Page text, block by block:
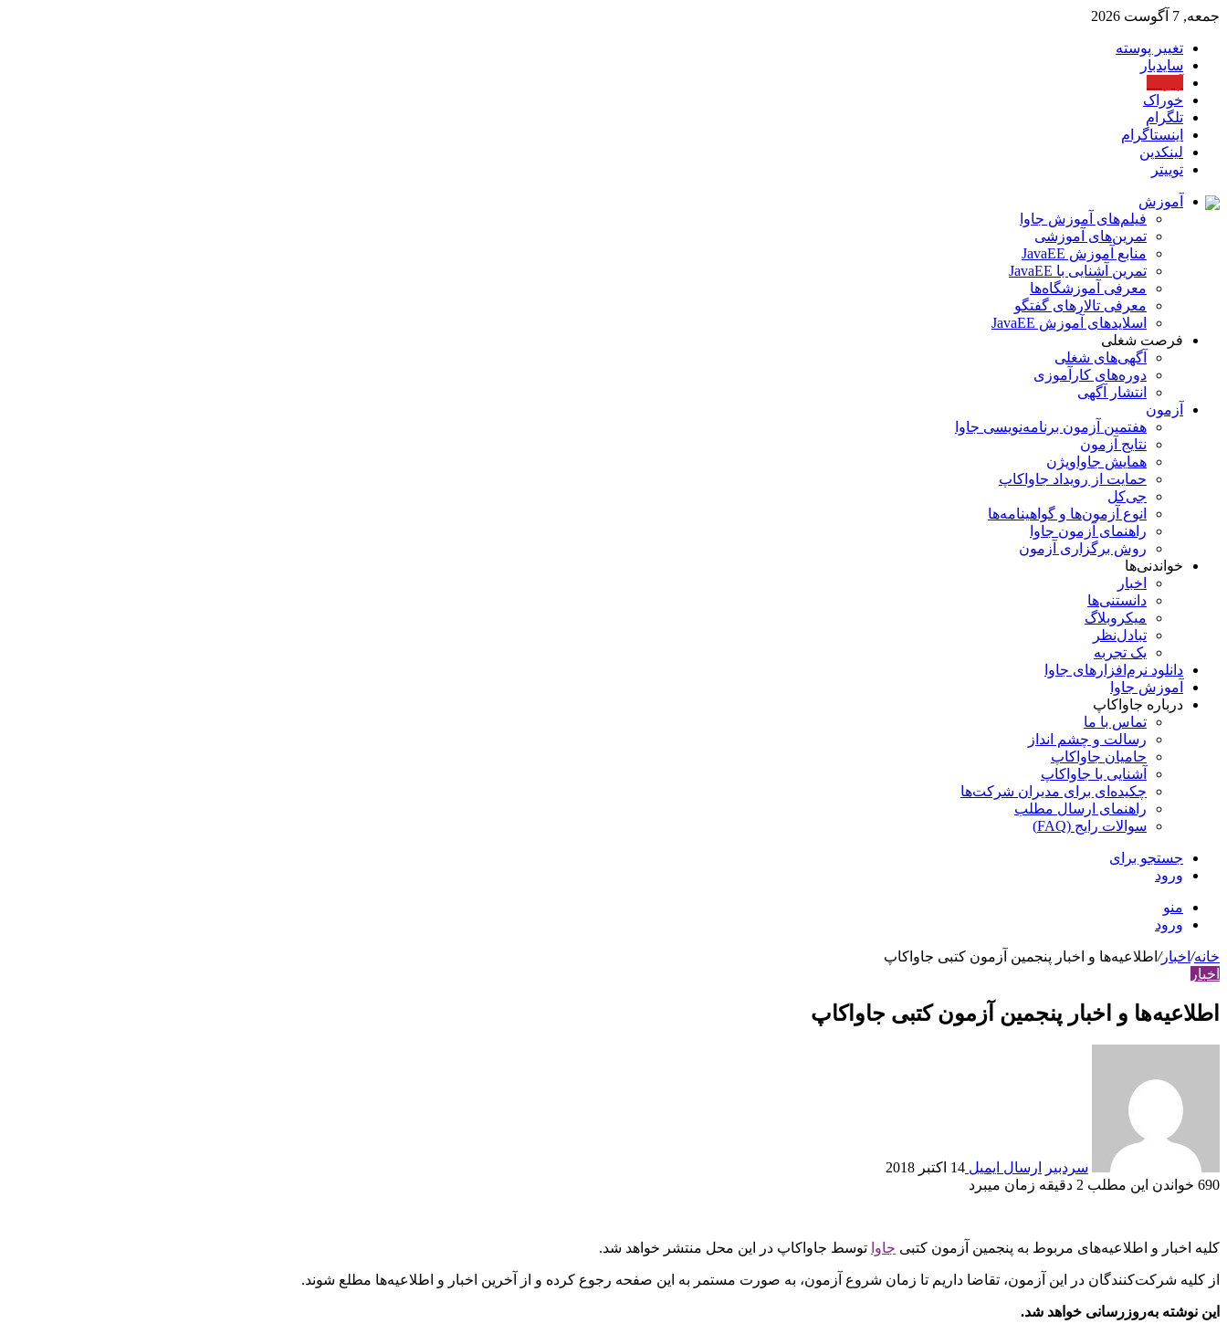
جمعه, 7 آگوست 2026
تغییر پوسته
سایدبار
خوراک
تلگرام
اینستاگرام
لینکدین
توییتر
آموزش
فیلم‌های آموزش جاوا
تمرین‌های آموزشی
منابع آموزش JavaEE
تمرین آشنایی با JavaEE
معرفی آموزشگاه‌ها
معرفی تالارهای گفتگو
اسلایدهای آموزش JavaEE
فرصت شغلی
آگهی‌های شغلی
دوره‌های کارآموزی
انتشار آگهی
آزمون
هفتمین آزمون برنامه‌نویسی جاوا
نتایج آزمون
همایش جاواویژن
حمایت از رویداد جاواکاپ
جی‌کل
انوع آزمون‌ها و گواهینامه‌ها
راهنمای آزمون جاوا
روش برگزاری آزمون
خواندنی‌ها
اخبار
دانستنی‌ها
میکروبلاگ
تبادل‌نظر
یک تجربه
دانلود نرم‌افزارهای جاوا
آموزش جاوا
درباره جاواکاپ
تماس با ما
رسالت و چشم انداز
حامیان جاواکاپ
آشنایی با جاواکاپ
چکیده‌ای برای مدیران شرکت‌ها
راهنمای ارسال مطلب
سوالات رایج (FAQ)
جستجو برای
ورود
منو
ورود
خانه/ اخبار/ اطلاعیه‌ها و اخبار پنجمین آزمون کتبی جاواکاپ
اخبار
اطلاعیه‌ها و اخبار پنجمین آزمون کتبی جاواکاپ
سردبیر ارسال ایمیل 14 اکتبر 2018
690 خواندن این مطلب 2 دقیقه زمان می‎برد
کلیه اخبار و اطلاعیه‌های مربوط به پنجمین آزمون کتبی جاوا توسط جاواکاپ در این محل منتشر خواهد شد.
از کلیه شرکت‌کنندگان در این آزمون، تقاضا داریم تا زمان شروع آزمون، به صورت مستمر به این صفحه رجوع کرده و از آخرین اخبار و اطلاعیه‌ها مطلع شوند.
این نوشته به‌روزرسانی خواهد شد.